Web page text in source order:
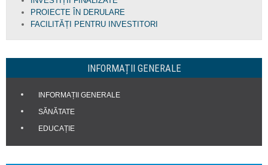
PROIECTE ÎN DERULARE
FACILITĂȚI PENTRU INVESTITORI
INFORMAȚII GENERALE
INFORMAȚII GENERALE
SĂNĂTATE
EDUCAȚIE